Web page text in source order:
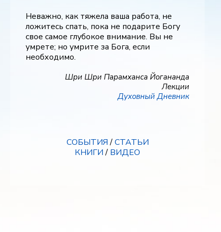
Неважно, как тяжела ваша работа, не
ложитесь спать, пока не подарите Богу
свое самое глубокое внимание. Вы не
умрете; но умрите за Бога, если
необходимо.
Шри Шри Парамханса Йогананда
Лекции
Духовный Дневник
СОБЫТИЯ/СТАТЬИ
КНИГИ/ ВИДЕО